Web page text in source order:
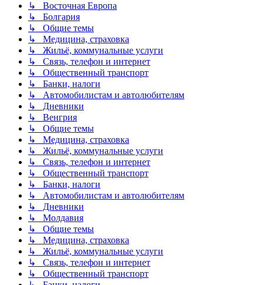
↳ Восточная Европа
↳ Болгария
↳ Общие темы
↳ Медицина, страховка
↳ Жильё, коммунальные услуги
↳ Связь, телефон и интернет
↳ Общественный транспорт
↳ Банки, налоги
↳ Автомобилистам и автолюбителям
↳ Дневники
↳ Венгрия
↳ Общие темы
↳ Медицина, страховка
↳ Жильё, коммунальные услуги
↳ Связь, телефон и интернет
↳ Общественный транспорт
↳ Банки, налоги
↳ Автомобилистам и автолюбителям
↳ Дневники
↳ Молдавия
↳ Общие темы
↳ Медицина, страховка
↳ Жильё, коммунальные услуги
↳ Связь, телефон и интернет
↳ Общественный транспорт